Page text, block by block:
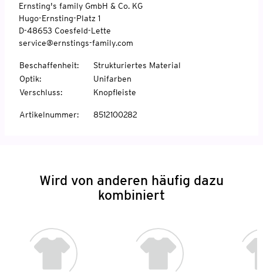
Ernsting's family GmbH & Co. KG
Hugo-Ernsting-Platz 1
D-48653 Coesfeld-Lette
service@ernstings-family.com
Beschaffenheit:
Strukturiertes Material
Optik:
Unifarben
Verschluss: Knopfleiste
Artikelnummer: 8512100282
Wird von anderen häufig dazu
kombiniert